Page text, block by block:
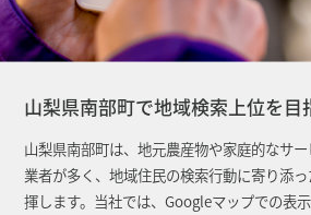
山梨県南部町で地域検索上位を目
山梨県南部町は、地元農産物や家庭的なサ
業者が多く、地域住民の検索行動に寄り添
揮します。当社では、Googleマップでの表